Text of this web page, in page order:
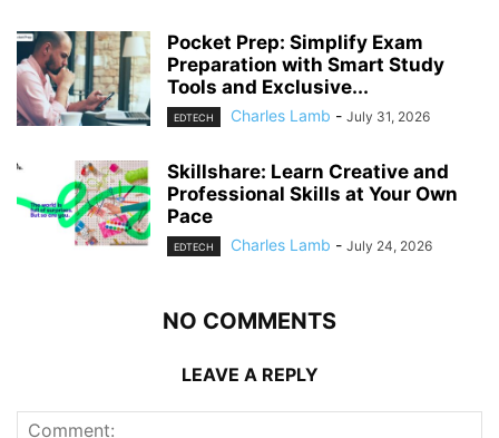
Pocket Prep: Simplify Exam
Preparation with Smart Study
Tools and Exclusive...
EDTECH Charles Lamb - July 31, 2026
Skillshare: Learn Creative and
Professional Skills at Your Own
Pace
EDTECH Charles Lamb - July 24, 2026
NO COMMENTS
LEAVE A REPLY